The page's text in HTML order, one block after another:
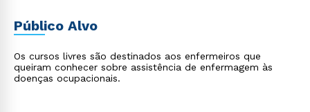
Público Alvo
Os cursos livres são destinados aos enfermeiros que
queiram conhecer sobre assistência de enfermagem às
doenças ocupacionais.